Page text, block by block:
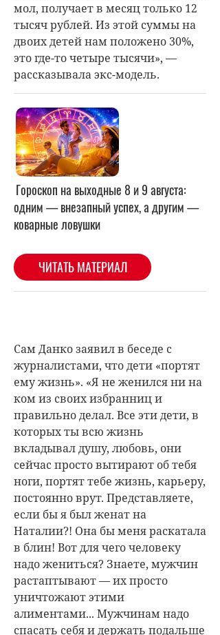
мол, получает в месяц только 12
тысяч рублей. Из этой суммы на
двоих детей нам положено 30%,
это где-то четыре тысячи», —
рассказывала экс-модель.
СамДанкозаявил в беседе с
журналистами, что дети «портят
ему жизнь». «Я не женился ни на
ком из своих избранниц и
правильно делал. Все эти дети, в
которых ты всю жизнь
вкладывал душу, любовь, они
сейчас просто вытирают об тебя
ноги, портят тебе жизнь, карьеру,
постоянно врут. Представляете,
если бы я был женат на
Наталии?! Она бы меня раскатала
в блин! Вот для чего человеку
надо жениться? Знаете, мужчин
растаптывают — их просто
уничтожают этими
алиментами... Мужчинам надо
спасать себя и держать подальше